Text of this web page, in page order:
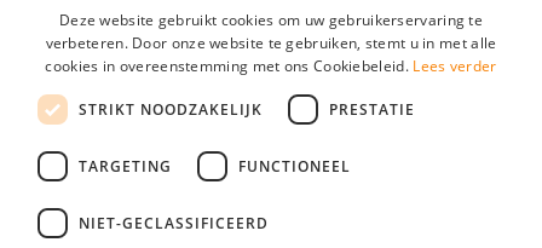
E-mail*
Wachtwoord
login gegevens onthouden
login
Bedrijf aanmelden
Deze website gebruikt cookies om uw gebruikerservaring te
verbeteren. Door onze website te gebruiken, stemt u in met alle
cookies in overeenstemming met ons Cookiebeleid. Lees verder
STRIKT NOODZAKELIJK PRESTATIE
TARGETING FUNCTIONEEL
NIET-GECLASSIFICEERD